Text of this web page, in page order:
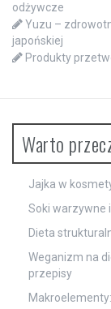
odżywcze
Yuzu –
japońskiej
Produkty
Warto
Jajka w
Soki warzywne
Dieta
Weganizm na
przepisy